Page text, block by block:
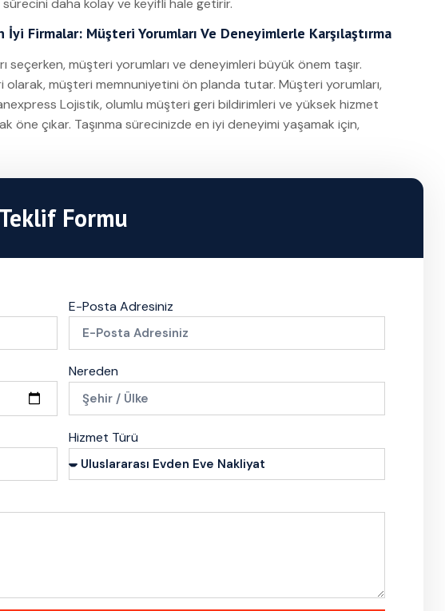
daha kolay ve keyifli hale getirir.
İyi Firmalar: Müşteri Yorumları Ve Deneyimlerle Karşılaştırma
seçerken, müşteri yorumları ve deneyimleri büyük önem taşır.
müşteri memnuniyetini ön planda tutar. Müşteri yorumları,
Lojistik, olumlu müşteri geri bildirimleri ve yüksek hizmet
çıkar. Taşınma sürecinizde en iyi deneyimi yaşamak için,
Teklif Formu
E-Posta Adresiniz
Nereden
Hizmet Türü